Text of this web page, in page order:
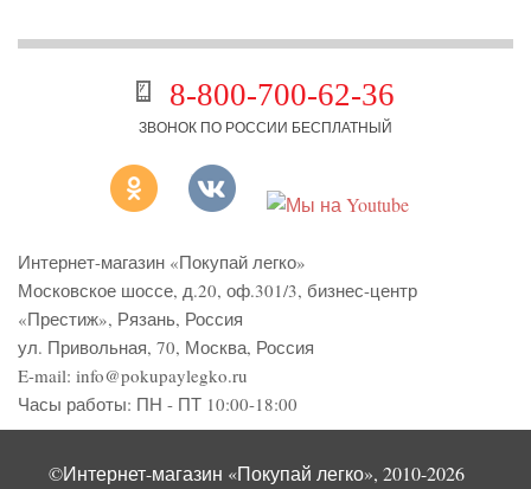
8-800-700-62-36
ЗВОНОК ПО РОССИИ БЕСПЛАТНЫЙ
Интернет-магазин «Покупай легко»
Московское шоссе, д.20, оф.301/3, бизнес-центр
«Престиж», Рязань, Россия
ул. Привольная, 70, Москва, Россия
E-mail: info@pokupaylegko.ru
Часы работы: ПН - ПТ 10:00-18:00
©Интернет-магазин «Покупай легко», 2010-2026